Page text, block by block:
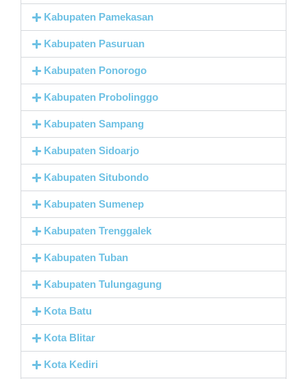
Kabupaten Pamekasan
Kabupaten Pasuruan
Kabupaten Ponorogo
Kabupaten Probolinggo
Kabupaten Sampang
Kabupaten Sidoarjo
Kabupaten Situbondo
Kabupaten Sumenep
Kabupaten Trenggalek
Kabupaten Tuban
Kabupaten Tulungagung
Kota Batu
Kota Blitar
Kota Kediri